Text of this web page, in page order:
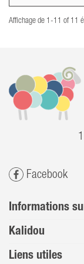
Affichage de 1-11 of 11
Facebook
Informations
Kalidou
Liens utiles